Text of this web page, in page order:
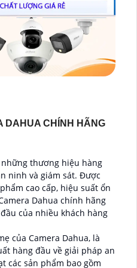
DAHUA CHÍNH HÃNG
thương hiệu hàng
ninh và giám sát. Được
cao cấp, hiệu suất ổn
Dahua chính hãng
của nhiều khách hàng
của Camera Dahua, là
hàng đầu về giải pháp an
các sản phẩm bao gồm